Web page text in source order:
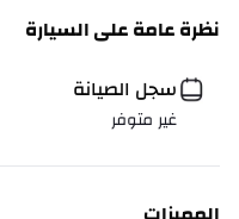
نظرة عامة على السيارة
سجل الصيانة
غير متوفر